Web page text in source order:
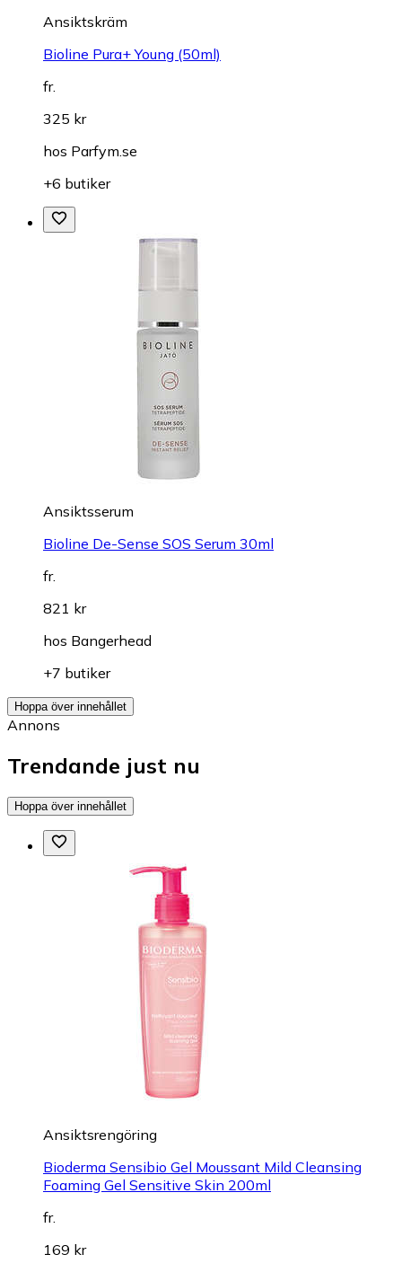
Ansiktskräm
Bioline Pura+ Young (50ml)
fr.
325 kr
hos Parfym.se
+6 butiker
Ansiktsserum
Bioline De-Sense SOS Serum 30ml
fr.
821 kr
hos Bangerhead
+7 butiker
Hoppa över innehållet
Annons
Trendande just nu
Hoppa över innehållet
Ansiktsrengöring
Bioderma Sensibio Gel Moussant Mild Cleansing
Foaming Gel Sensitive Skin 200ml
fr.
169 kr